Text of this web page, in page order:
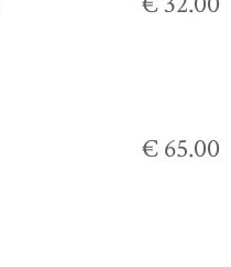
€ 65.00